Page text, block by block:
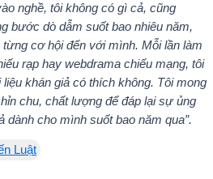
nghề, tôi không có gì cả, cũng
bước dò dẫm suốt bao nhiêu năm,
cơ hội đến với mình. Mỗi lần làm
rạp hay webdrama chiếu mạng, tôi
khán giả có thích không. Tôi mong
chu, chất lượng để đáp lại sự ủng
dành cho mình suốt bao năm qua”.
Luật